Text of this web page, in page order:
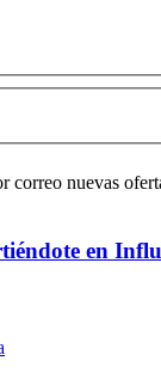
correo nuevas
en